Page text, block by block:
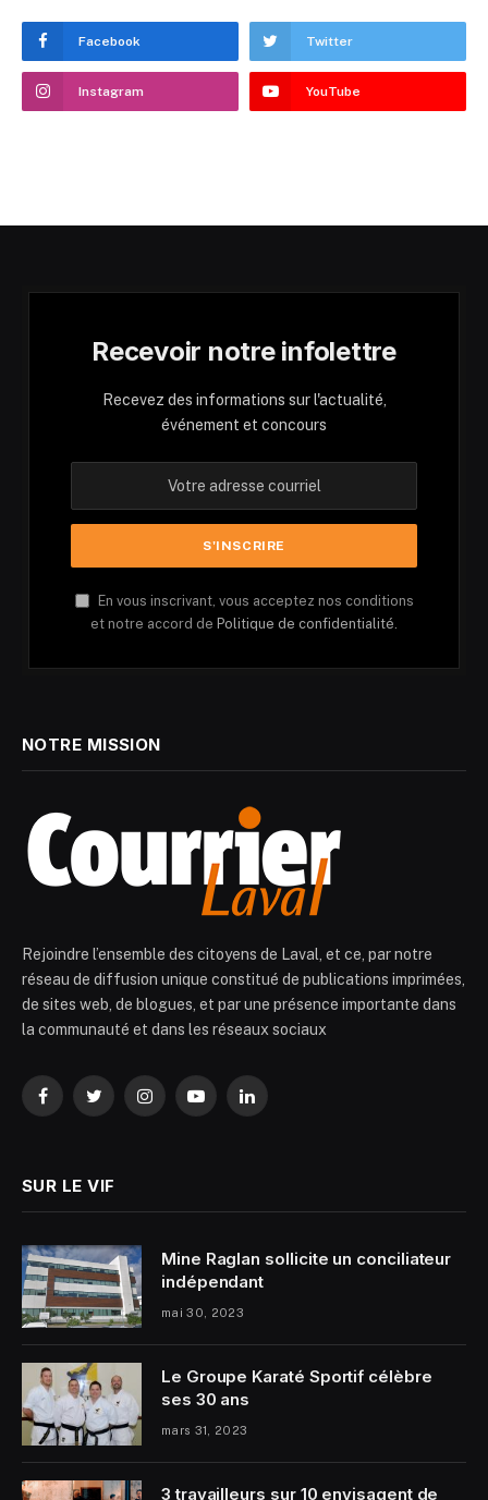
Facebook Twitter
Instagram YouTube
Recevoir notre infolettre
Recevez des informations sur l'actualité,
événement et concours
En vous inscrivant, vous acceptez nos conditions
et notre accord de Politique de confidentialité.
NOTRE MISSION
Rejoindre l’ensemble des citoyens de Laval, et ce, par notre
réseau de diffusion unique constitué de publications imprimées,
de sites web, de blogues, et par une présence importante dans
la communauté et dans les réseaux sociaux
FacebookTwitterInstagramYouTubeLinkedIn
SUR LE VIF
Mine Raglan sollicite un conciliateur
indépendant
mai 30, 2023
Le Groupe Karaté Sportif célèbre
ses 30 ans
mars 31, 2023
3 travailleurs sur 10 envisagent de